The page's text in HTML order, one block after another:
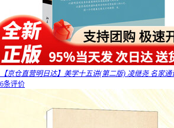
【京仓直营明日达】美学十五讲(第二版) 凌继尧 名家
6条评价